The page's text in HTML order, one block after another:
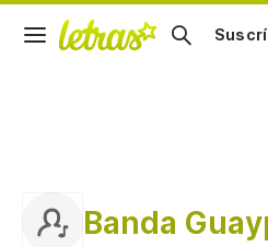
Banda